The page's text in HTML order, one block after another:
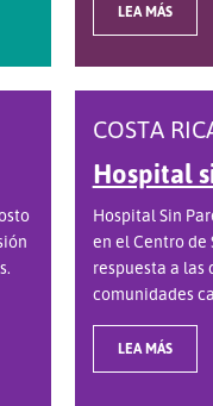
LEA MÁS
COSTA
Hospital
Hospital Sin
en el Centro de
respuesta a las
comunidades
LEA MÁS